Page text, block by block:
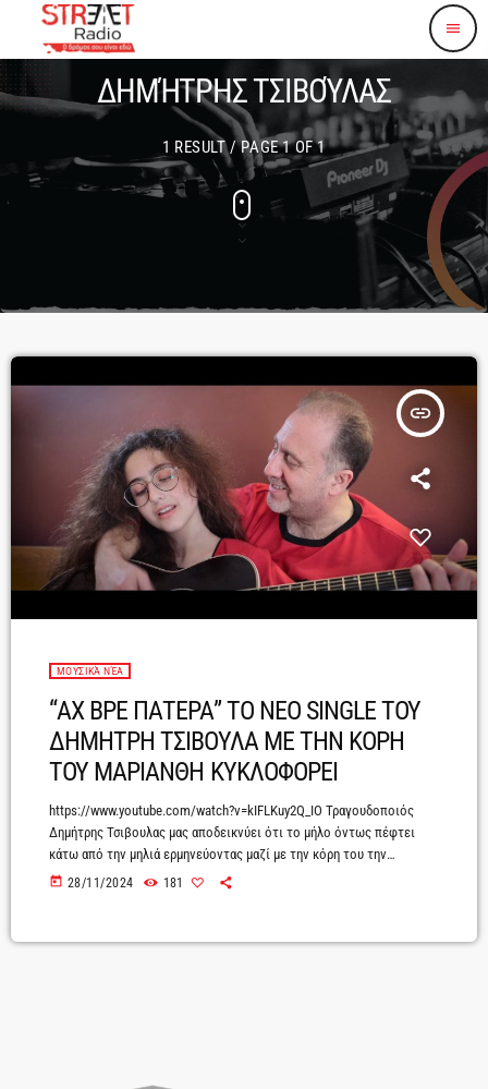
menu
ΔΗΜΉΤΡΗΣ ΤΣΙΒΟΎΛΑΣ
1 RESULT / PAGE 1 OF 1
insert_link
ΜΟΥΣΙΚΆ ΝΈΑ
“ΑΧ ΒΡΕ ΠΑΤΕΡΑ” ΤΟ ΝΕΟ SINGLE ΤΟΥ
ΔΗΜΗΤΡΗ ΤΣΙΒΟΥΛΑ ΜΕ ΤΗΝ ΚΟΡΗ
ΤΟΥ ΜΑΡΙΑΝΘΗ ΚΥΚΛΟΦΟΡΕΙ
https://www.youtube.com/watch?v=kIFLKuy2Q_IO Τραγουδοποιός
Δημήτρης Τσιβουλας μας αποδεικνύει ότι το μήλο όντως πέφτει
κάτω από την μηλιά ερμηνεύοντας μαζί με την κόρη του την
Μαριάνθη ένα χιουμοριστικό τραγούδι , που όμως κρύβει την λύση
πιστεύουμε ότι θα αγγίξει όλες τις οικογένειες με παιδιά στην
today 28/11/2024 181